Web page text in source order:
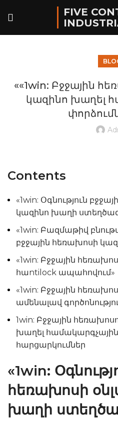
FIVE
««1win: Բջջային
կազինո խաղել
Contents
«1win: Օգնություն
կազինո խաղի
«1win: Բազմաթիվ
բջջային հեռախոսի
«1win: Բջջային
հաntilock ապահովում»
«1win: Բջջային
ամենալավ
1win: Բջջային
խաղել
հարցարկումներ
«1win:
հեռախոսի
խաղի